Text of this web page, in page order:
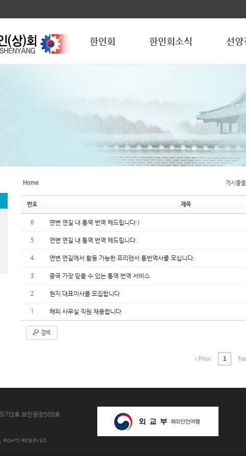
한인회 한인회소식 선양
Home 게시물
번호 제목
6 연변 연길 내 통역 번역 해드립니다:)
5 연변 연길 내 통역 번역 해드립니다.
4 연변 연길에서 활동 가능한 프리랜서 통번역사를 모십니다.
3 중국 가장 믿을 수 있는 통역 번역 서비스
2 현지 대표이사를 모집합니다
1 해외 사무실 직원 채용합니다.
검색
Prev 1
가3호 보만광장509호
RESERVED.